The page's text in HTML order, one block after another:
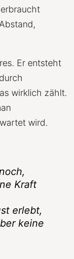
Er entsteht
wirklich zählt.
wird.
Kraft
erlebt,
keine